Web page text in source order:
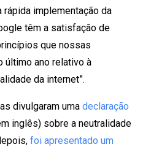
rápida implementação da
têm a satisfação de
que nossas
último ano relativo à
da internet”.
divulgaram uma declaração
inglês) sobre a neutralidade
foi apresentado um